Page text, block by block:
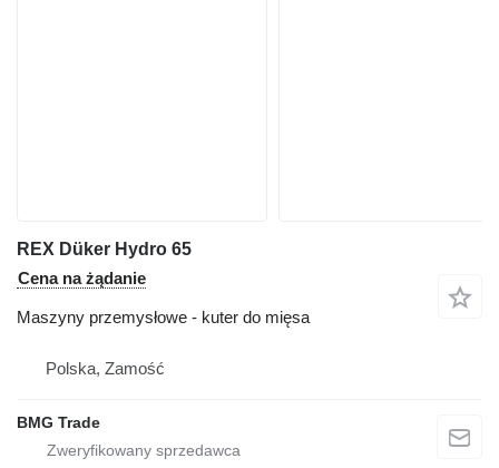
REX Düker Hydro 65
Cena na żądanie
Maszyny przemysłowe - kuter do mięsa
Polska, Zamość
BMG Trade